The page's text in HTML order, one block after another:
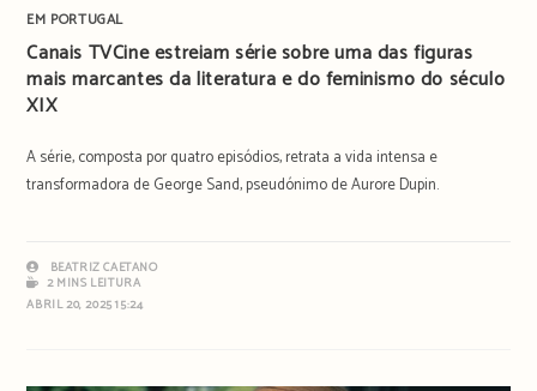
EM PORTUGAL
Canais TVCine estreiam série sobre uma das figuras
mais marcantes da literatura e do feminismo do século
XIX
A série, composta por quatro episódios, retrata a vida intensa e
transformadora de George Sand, pseudónimo de Aurore Dupin.
BEATRIZ CAETANO
2 MINS LEITURA
ABRIL 20, 2025 15:24